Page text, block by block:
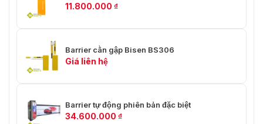
11.800.000 ₫
Barrier cần gập Bisen BS306
Giá liên hệ
Barrier tự động phiên bản đặc biệt
34.600.000 ₫